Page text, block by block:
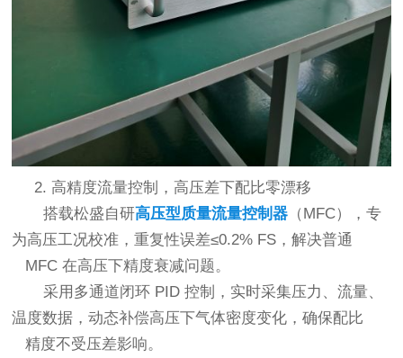
2. 高精度流量控制，高压差下配比零漂移
搭载松盛自研高压型质量流量控制器 （MFC），专
为高压工况校准，重复性误差≤0.2% FS，解决普通
MFC 在高压下精度衰减问题。
采用多通道闭环 PID 控制，实时采集压力、流量、
温度数据，动态补偿高压下气体密度变化，确保配比
精度不受压差影响。